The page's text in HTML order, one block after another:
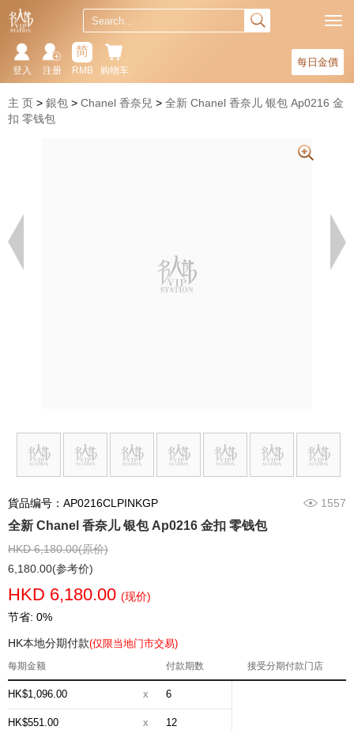
每日金價
购物车
简
RMB
注册
登入
主 页 銀包 Chanel 香奈兒
全新 Chanel 香奈儿 银包 Ap0216 金
扣 零钱包
貨品编号：AP0216CLPINKGP 1557
全新 Chanel 香奈儿 银包 Ap0216 金扣 零钱包
HKD 6,180.00(原价)
6,180.00(参考价)
HKD 6,180.00 (现价)
节省: 0%
HK本地分期付款(仅限当地门市交易)
每期金额 付款期数 接受分期付款门店
HK$1,096.00 x 6
HK$551.00 x 12